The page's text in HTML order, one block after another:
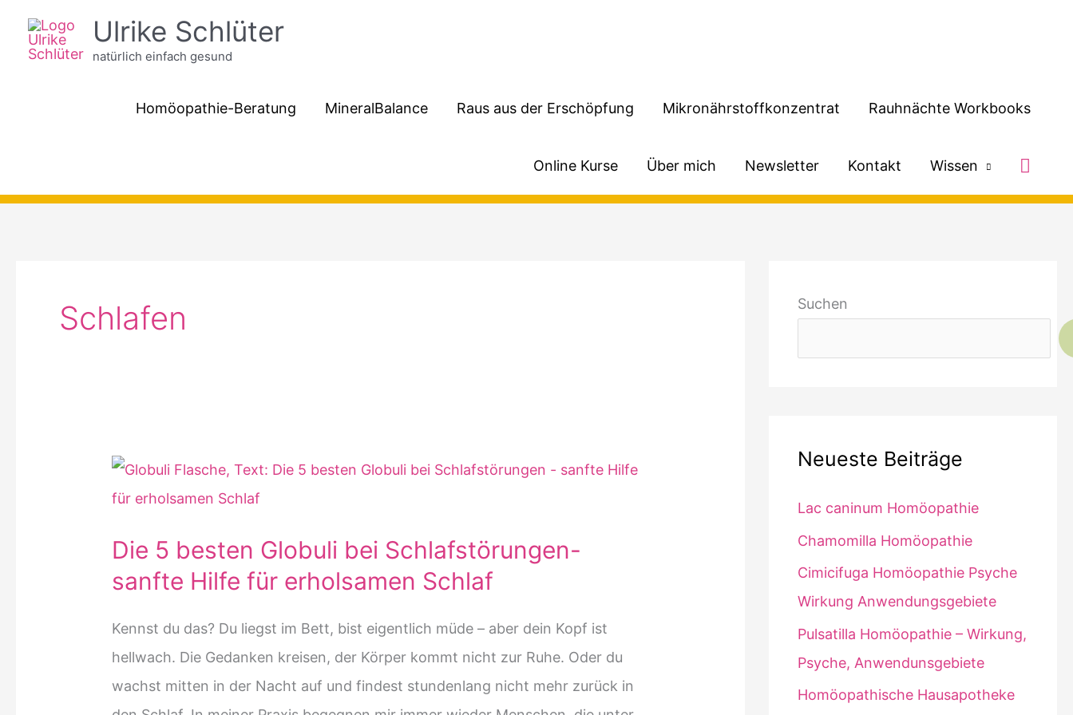
Inhalt
Ulrike Schlüter
natürlich einfach gesund
Homöopathie-Beratung MineralBalance Raus aus der Erschöpfung Mikronährstoffkonzentrat Rauhnächte Workbooks
Online Kurse Über mich Newsletter Kontakt Wissen
Schlafen
Die 5 besten Globuli bei Schlafstörungen-
sanfte Hilfe für erholsamen Schlaf
Kennst du das? Du liegst im Bett, bist eigentlich müde – aber dein Kopf ist
hellwach. Die Gedanken kreisen, der Körper kommt nicht zur Ruhe. Oder du
wachst mitten in der Nacht auf und findest stundenlang nicht mehr zurück in
Suchen
Neueste Beiträge
Lac caninum Homöopathie
Chamomilla Homöopathie
Cimicifuga Homöopathie Psyche
Wirkung Anwendungsgebiete
Pulsatilla Homöopathie – Wirkung,
Psyche, Anwendunsgebiete
Homöopathische Hausapotheke